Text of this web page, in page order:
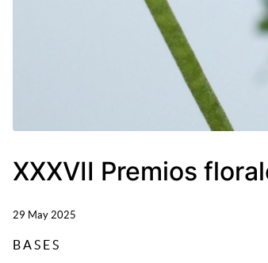
XXXVII Premios
29 May 2025
B A S E S